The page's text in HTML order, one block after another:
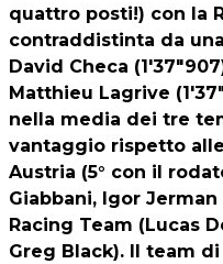
quattro posti!) con la
contraddistinta da
David Checa
Matthieu Lagrive
nella media dei tre
vantaggio rispetto
Austria (5° con il
Giabbani, Igor
Racing Team (Lucas
Greg Black). Il team